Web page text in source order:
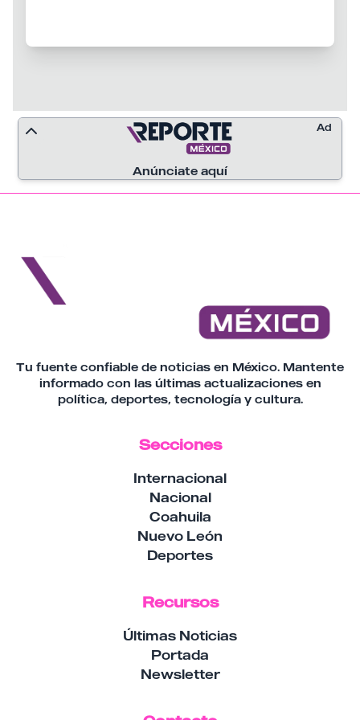
Anúnciate aquí
Ad
Tu fuente confiable de noticias en México. Mantente
informado con las últimas actualizaciones en
política, deportes, tecnología y cultura.
Secciones
Internacional
Nacional
Coahuila
Nuevo León
Deportes
Recursos
Últimas Noticias
Portada
Newsletter